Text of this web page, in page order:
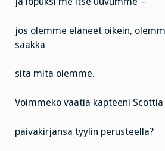
jos olemme eläneet oikein,
saakka
sitä mitä olemme.
Voimmeko vaatia kapteeni
päiväkirjansa tyylin perusteella?